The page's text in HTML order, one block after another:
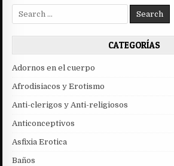
Search
for:
CATEGORÍAS
Adornos en el cuerpo
Afrodisiacos y Erotismo
Anti-clerigos y Anti-religiosos
Anticonceptivos
Asfixia Erotica
Baños